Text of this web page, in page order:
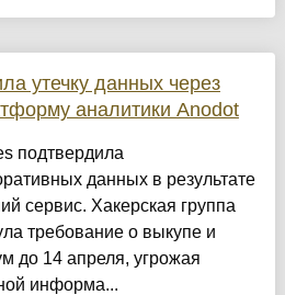
утечку данных через
аналитики Anodot
подтвердила
данных в результате
сервис. Хакерская группа
требование о выкупе и
до 14 апреля, угрожая
информа...